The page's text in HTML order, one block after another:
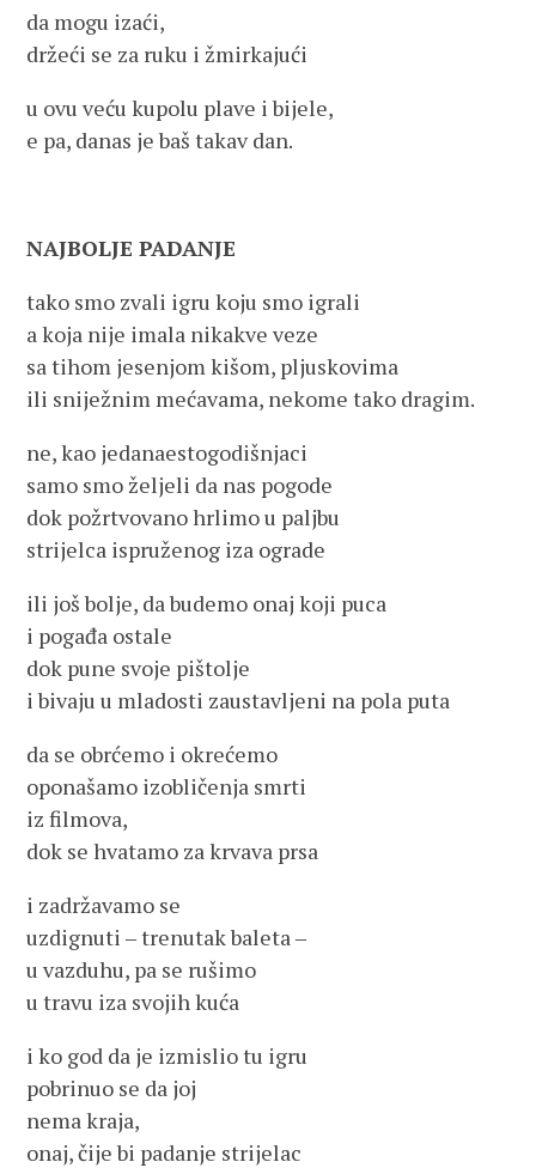
da mogu izaći,
držeći se za ruku i žmirkajući
u ovu veću kupolu plave i bijele,
e pa, danas je baš takav dan.
NAJBOLJE PADANJE
tako smo zvali igru koju smo igrali
a koja nije imala nikakve veze
sa tihom jesenjom kišom, pljuskovima
ili sniježnim mećavama, nekome tako dragim.
ne, kao jedanaestogodišnjaci
samo smo željeli da nas pogode
dok požrtvovano hrlimo u paljbu
strijelca ispruženog iza ograde
ili još bolje, da budemo onaj koji puca
i pogađa ostale
dok pune svoje pištolje
i bivaju u mladosti zaustavljeni na pola puta
da se obrćemo i okrećemo
oponašamo izobličenja smrti
iz filmova,
dok se hvatamo za krvava prsa
i zadržavamo se
uzdignuti ‒ trenutak baleta ‒
u vazduhu, pa se rušimo
u travu iza svojih kuća
i ko god da je izmislio tu igru
pobrinuo se da joj
nema kraja,
onaj, čije bi padanje strijelac